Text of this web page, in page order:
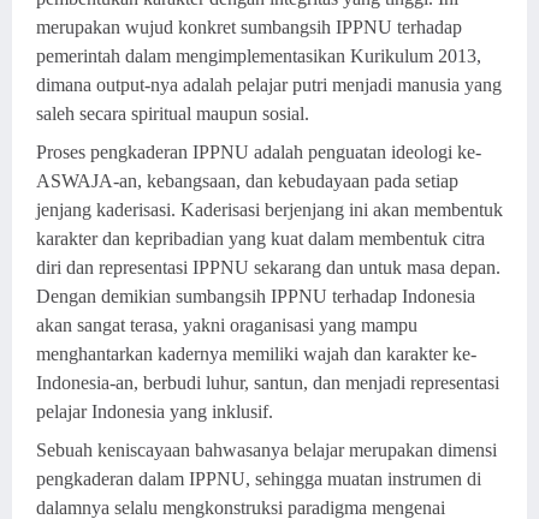
merupakan wujud konkret sumbangsih IPPNU terhadap
pemerintah dalam mengimplementasikan Kurikulum 2013,
dimana output-nya adalah pelajar putri menjadi manusia yang
saleh secara spiritual maupun sosial.
Proses pengkaderan IPPNU adalah penguatan ideologi ke-
ASWAJA-an, kebangsaan, dan kebudayaan pada setiap
jenjang kaderisasi. Kaderisasi berjenjang ini akan membentuk
karakter dan kepribadian yang kuat dalam membentuk citra
diri dan representasi IPPNU sekarang dan untuk masa depan.
Dengan demikian sumbangsih IPPNU terhadap Indonesia
akan sangat terasa, yakni oraganisasi yang mampu
menghantarkan kadernya memiliki wajah dan karakter ke-
Indonesia-an, berbudi luhur, santun, dan menjadi representasi
pelajar Indonesia yang inklusif.
Sebuah keniscayaan bahwasanya belajar merupakan dimensi
pengkaderan dalam IPPNU, sehingga muatan instrumen di
dalamnya selalu mengkonstruksi paradigma mengenai